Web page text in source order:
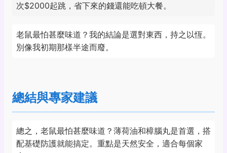
次$2000起跳，省下來的錢還能吃頓大餐。
老鼠最怕甚麼味道？我的結論是選對東西，持之以恆。
別像我初期那樣半途而廢。
總結與專家建議
總之，老鼠最怕甚麼味道？薄荷油和樟腦丸是首選，搭
配基礎防護就能搞定。重點是天然安全，適合每個家